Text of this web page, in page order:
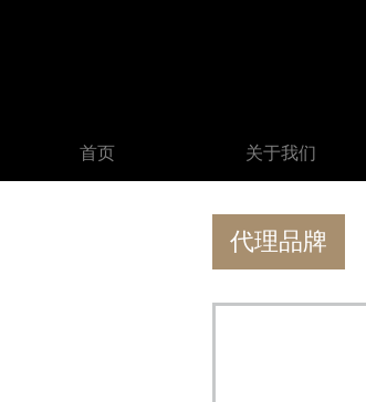
首页 关于我们
代理品牌